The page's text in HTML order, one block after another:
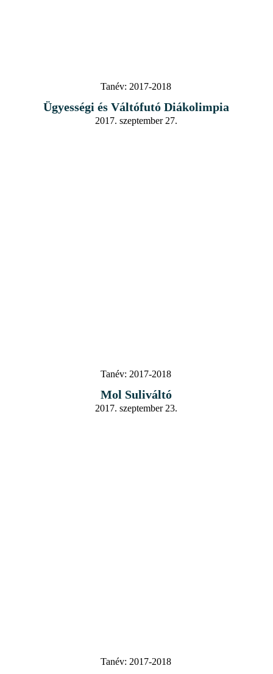
Tanév: 2017-2018
Ügyességi és Váltófutó Diákolimpia
2017. szeptember 27.
Tanév: 2017-2018
Mol Suliváltó
2017. szeptember 23.
Tanév: 2017-2018